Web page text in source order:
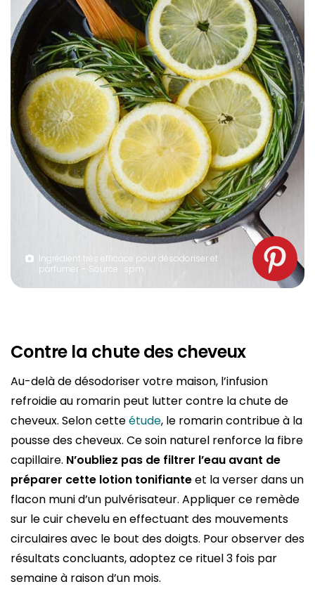
Ingrédient très efficace pour désodoriser et
parfumer – Source : spm
Contre la chute des cheveux
Au-delà de désodoriser votre maison, l’infusion
refroidie au romarin peut lutter contre la chute de
cheveux. Selon cetteétude, le romarin contribue à la
pousse des cheveux. Ce soin naturel renforce la fibre
capillaire. N’oubliez pas de filtrer l’eau avant de
préparer cette lotion tonifianteet la verser dans un
flacon muni d’un pulvérisateur. Appliquer ce remède
sur le cuir chevelu en effectuant des mouvements
circulaires avec le bout des doigts. Pour observer des
résultats concluants, adoptez ce rituel 3 fois par
semaine à raison d’un mois.